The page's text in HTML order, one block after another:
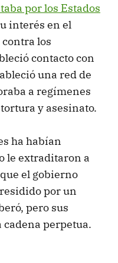
por los Estados
interés en el
los
contacto con
una red de
a regímenes
y asesinato.
ha habían
le extraditaron a
el gobierno
por un
pero sus
perpetua.